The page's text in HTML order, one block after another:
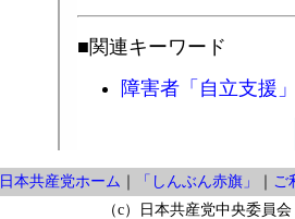
■関連キーワード
障害者「自立支援
日本共産党ホーム ｜ 「しんぶん赤旗」 ｜ ご
（c）日本共産党中央委員会